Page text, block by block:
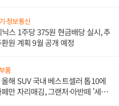
·정보통신
스 1주당 375원 현금배당 실시, 추
원 계획 9월 공개 예정
품
해 SUV 국내 베스트셀러 톱10에
만 자리매김, 그랜저·아반떼 '세단